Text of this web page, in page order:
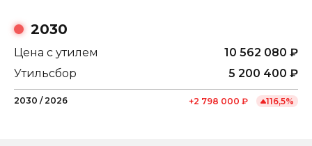
2030
Цена с утилем 10 562 080 ₽
Утильсбор
5 200 400 ₽
2030 / 2026 +2 798 000 ₽ 116,5%